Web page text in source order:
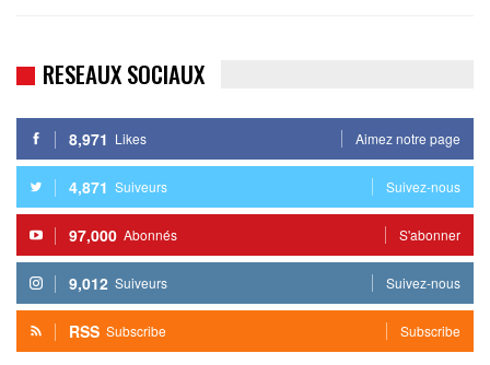
RESEAUX SOCIAUX
8,971 Likes Aimez notre page
4,871 Suiveurs Suivez-nous
97,000 Abonnés S'abonner
9,012 Suiveurs Suivez-nous
RSS Subscribe Subscribe